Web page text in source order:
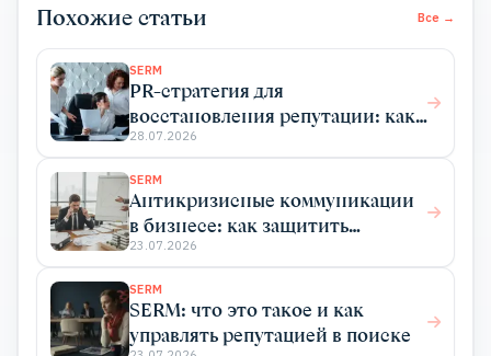
Похожие статьи Все →
SERM
PR-стратегия для
восстановления репутации: как
исправить ошибки и вернуть
доверие
28.07.2026
SERM
Антикризисные коммуникации
в бизнесе: как защитить
репутацию до и во время
кризиса
23.07.2026
SERM
SERM: что это такое и как
управлять репутацией в поиске